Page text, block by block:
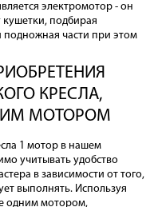
электромотор - он
кушетки, подбирая
подножная части при этом
КРЕСЛА,
МОТОРОМ
1 мотор в нашем
учитывать удобство
в зависимости от того,
выполнять. Используя
одним мотором,